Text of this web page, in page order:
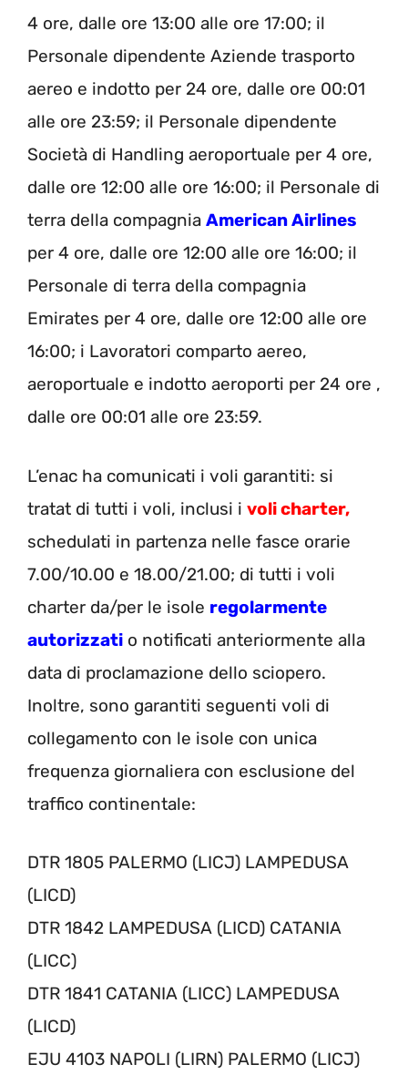
4 ore, dalle ore 13:00 alle ore 17:00; il
Personale dipendente Aziende trasporto
aereo e indotto per 24 ore, dalle ore 00:01
alle ore 23:59; il Personale dipendente
Società di Handling aeroportuale per 4 ore,
dalle ore 12:00 alle ore 16:00; il Personale di
terra della compagnia American Airlines
per 4 ore, dalle ore 12:00 alle ore 16:00; il
Personale di terra della compagnia
Emirates per 4 ore, dalle ore 12:00 alle ore
16:00; i Lavoratori comparto aereo,
aeroportuale e indotto aeroporti per 24 ore ,
dalle ore 00:01 alle ore 23:59.
L’enac ha comunicati i voli garantiti: si
tratat di tutti i voli, inclusi i voli charter,
schedulati in partenza nelle fasce orarie
7.00/10.00 e 18.00/21.00; di tutti i voli
charter da/per le isole regolarmente
autorizzati o notificati anteriormente alla
data di proclamazione dello sciopero.
Inoltre, sono garantiti seguenti voli di
collegamento con le isole con unica
frequenza giornaliera con esclusione del
traffico continentale:
DTR 1805 PALERMO (LICJ) LAMPEDUSA
(LICD)
DTR 1842 LAMPEDUSA (LICD) CATANIA
(LICC)
DTR 1841 CATANIA (LICC) LAMPEDUSA
(LICD)
EJU 4103 NAPOLI (LIRN) PALERMO (LICJ)